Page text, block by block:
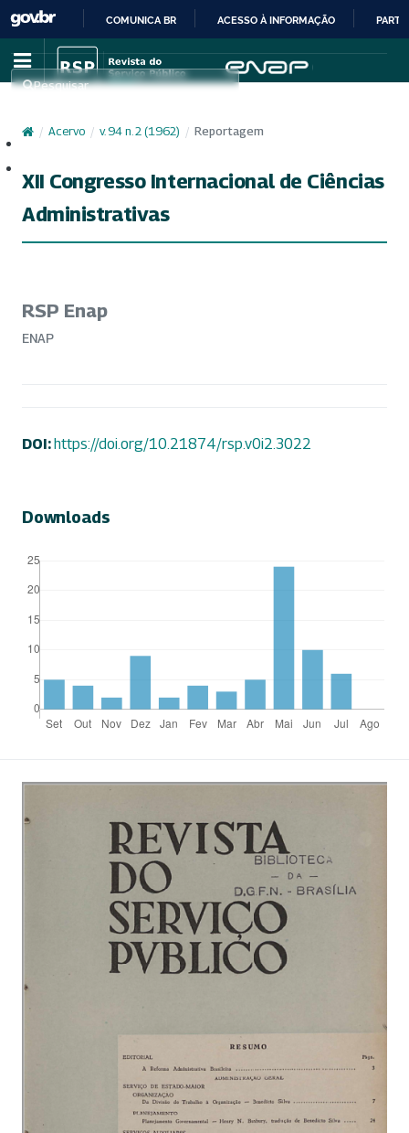
IR
PARA
CONTEÚDO
COMUNICA BR ACESSO À INFORMAÇÃO
Pesquisar
/ Acervo / v. 94 n. 2 (1962) / Reportagem
XII Congresso Internacional de Ciências
Administrativas
RSP Enap
ENAP
DOI:https://doi.org/10.21874/rsp.v0i2.3022
Downloads